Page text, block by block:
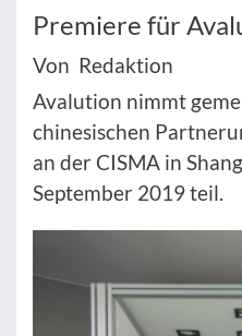
Premiere für
Von Redaktion
Avalution nimmt
chinesischen
an der CISMA in
September 2019 teil.